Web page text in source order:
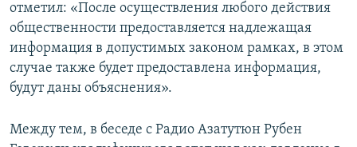
отметил: «После осуществления любого действия
общественности предоставляется надлежащая
информация в допустимых законом рамках, в этом
случае также будет предоставлена информация,
будут даны объяснения».
Между тем, в беседе с Радио Азатутюн Рубен